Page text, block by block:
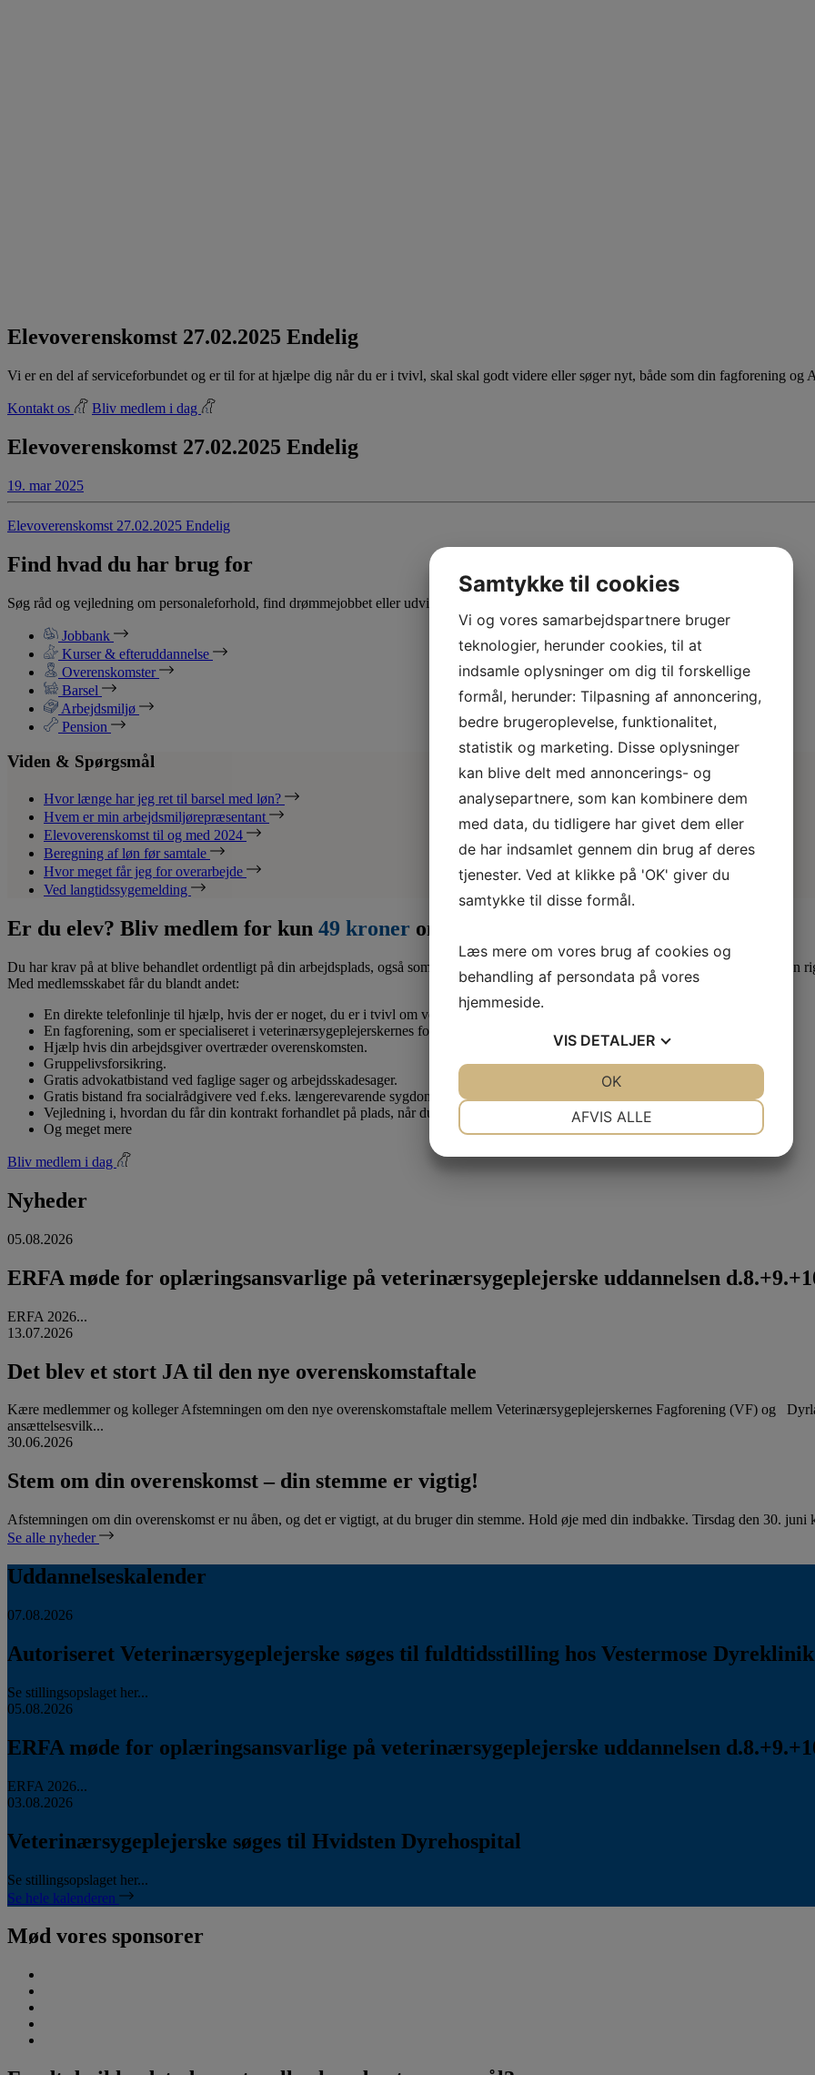
Elevoverenskomst 27.02.2025 Endelig
Vi er en del af serviceforbundet og er til for at hjælpe dig når du er i tvivl, skal skal godt videre eller søger nyt, både som din fagforening og
Kontakt os Bliv medlem i dag
Elevoverenskomst 27.02.2025 Endelig
19. mar 2025
Elevoverenskomst 27.02.2025 Endelig
Find hvad du har brug for
Søg råd og vejledning om personaleforhold, find drømmejobbet eller udvid din viden med specialiserede kurser.
Jobbank
Kurser & efteruddannelse
Overenskomster
Barsel
Arbejdsmiljø
Pension
Viden & Spørgsmål
Hvor længe har jeg ret til barsel med løn?
Hvem er min arbejdsmiljørepræsentant
Elevoverenskomst til og med 2024
Beregning af løn før samtale
Hvor meget får jeg for overarbejde
Ved langtidssygemelding
Er du elev? Bliv medlem for kun 49 kroner om måneden
Du har krav på at blive behandlet ordentligt på din arbejdsplads, også som lærling eller elev. Derfor er det en god idé at være medlem af en
Med medlemsskabet får du blandt andet:
En direkte telefonlinje til hjælp, hvis der er noget, du er i tvivl om vedr. dine løn- og arbejdsforhold.
En fagforening, som er specialiseret i veterinærsygeplejerskernes forhold.
Hjælp hvis din arbejdsgiver overtræder overenskomsten.
Gruppelivsforsikring.
Gratis advokatbistand ved faglige sager og arbejdsskadesager.
Gratis bistand fra socialrådgivere ved f.eks. længerevarende sygdom.
Vejledning i, hvordan du får din kontrakt forhandlet på plads, når du skal have dit første job som uddannet veterinærsygeplejerske.
Og meget mere
Bliv medlem i dag
Nyheder
05.08.2026
ERFA møde for oplæringsansvarlige på veterinærsygeplejerske uddannelsen
ERFA 2026...
13.07.2026
Det blev et stort JA til den nye overenskomstaftale
Kære medlemmer og kolleger Afstemningen om den nye overenskomstaftale mellem Veterinærsygeplejerskernes Fagforening (VF) og
ansættelsesvilk...
30.06.2026
Stem om din overenskomst – din stemme er vigtig!
Afstemningen om din overenskomst er nu åben, og det er vigtigt, at du bruger din stemme. Hold øje med din indbakke. Tirsdag den 30.
Se alle nyheder
Uddannelseskalender
07.08.2026
Autoriseret Veterinærsygeplejerske søges til fuldtidsstilling hos Vestermose
Se stillingsopslaget her...
05.08.2026
ERFA møde for oplæringsansvarlige på veterinærsygeplejerske uddannelsen
ERFA 2026...
03.08.2026
Veterinærsygeplejerske søges til Hvidsten Dyrehospital
Se stillingsopslaget her...
Se hele kalenderen
Mød vores sponsorer
Samtykke til cookies
Vi og vores samarbejdspartnere bruger
teknologier, herunder cookies, til at
indsamle oplysninger om dig til forskellige
formål, herunder: Tilpasning af annoncering,
bedre brugeroplevelse, funktionalitet,
statistik og marketing. Disse oplysninger
kan blive delt med annoncerings- og
analysepartnere, som kan kombinere dem
med data, du tidligere har givet dem eller
de har indsamlet gennem din brug af deres
tjenester. Ved at klikke på 'OK' giver du
samtykke til disse formål.
Læs mere om vores brug af cookies og
behandling af persondata på vores
hjemmeside.
VIS DETALJER
AFVIS ALLE
OK